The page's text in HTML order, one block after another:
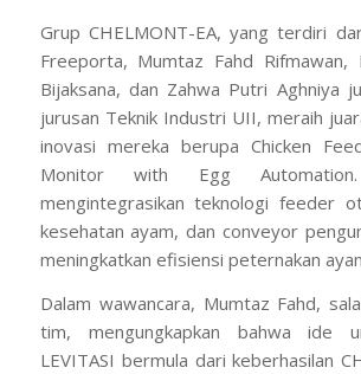
Grup CHELMONT-EA, yang terdiri
Freeporta, Mumtaz Fahd Rifmawan,
Bijaksana, dan Zahwa Putri Aghniya
jurusan Teknik Industri UII, meraih
inovasi mereka berupa Chicken
Monitor with Egg
mengintegrasikan teknologi feeder
kesehatan ayam, dan conveyor
meningkatkan efisiensi peternakan
Dalam wawancara, Mumtaz Fahd,
tim, mengungkapkan bahwa ide
LEVITASI bermula dari keberhasilan